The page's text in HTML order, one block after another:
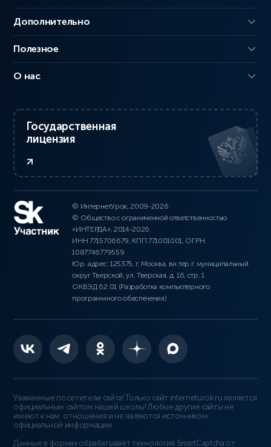
Дополнительно
Полезное
О нас
Государственная
лицензия
© ИнтернетУрок, 2009-2026
© Общество с ограниченной ответственностью
«ИНТЕРДА», 2014-2026
ИНН 7715706679, КПП 771001001, ОГРН
1087746779559
Юр. адрес: 125375, г. Москва, вн.тер.г. муниципальный
округ Тверской, ул. Тверская, д. 16, стр. 1
ОКВЭД 62.01 (Разработка компьютерного
программного обеспечения)
Уважаемые посетители сайта! Только сайт interneturok.ru является
официальным сайтом нашей школы! Любые другие сайты не
имеют к нам отношения и не являются источником
официальной информации.
Данные в формах обрабатывает технология SmartCaptcha от